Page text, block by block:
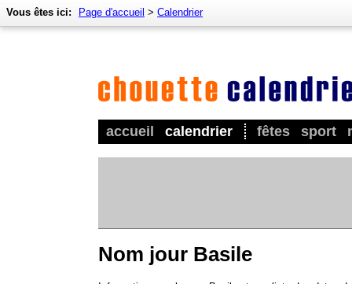
accueil calendrier fêtes sport
Vous êtes ici: Page d'accueil > Calendrier
Nom jour Basile